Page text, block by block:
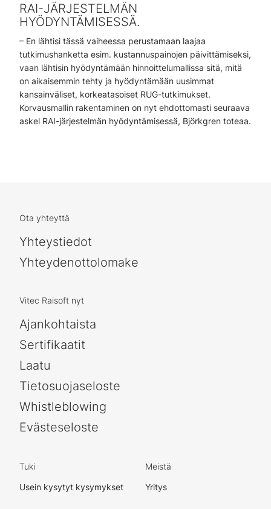
RAI-JÄRJESTELMÄN
HYÖDYNTÄMISESSÄ.
– En lähtisi tässä vaiheessa perustamaan laajaa
tutkimushanketta esim. kustannuspainojen päivittämiseksi,
vaan lähtisin hyödyntämään hinnoittelumallissa sitä, mitä
on aikaisemmin tehty ja hyödyntämään uusimmat
kansainväliset, korkeatasoiset RUG-tutkimukset.
Korvausmallin rakentaminen on nyt ehdottomasti seuraava
askel RAI-järjestelmän hyödyntämisessä, Björkgren toteaa.
Ota yhteyttä
Yhteystiedot
Yhteydenottolomake
Vitec Raisoft nyt
Ajankohtaista
Sertifikaatit
Laatu
Tietosuojaseloste
Whistleblowing
Evästeseloste
Tuki
Usein kysytyt kysymykset
Meistä
Yritys